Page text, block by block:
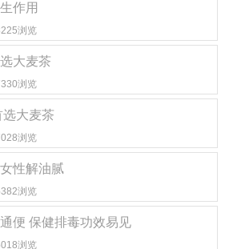
作用
浏览
大麦茶
浏览
大麦茶
浏览
性解油腻
浏览
便 保健排毒功效易见
浏览